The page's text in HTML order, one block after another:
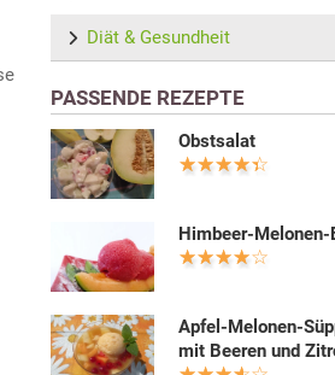
Diät & Gesundheit
PASSENDE REZEPTE
Obstsalat
Himbeer-Melonen-
Apfel-Melonen-
mit Beeren und